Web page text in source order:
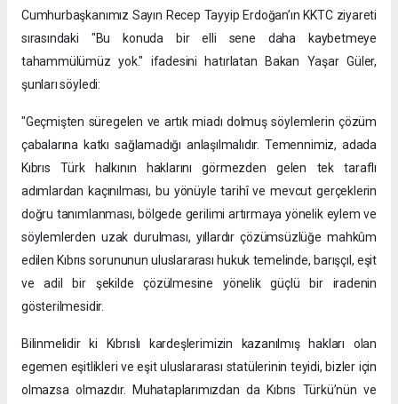
Cumhurbaşkanımız Sayın Recep Tayyip Erdoğan’ın KKTC ziyareti
sırasındaki "Bu konuda bir elli sene daha kaybetmeye
tahammülümüz yok." ifadesini hatırlatan Bakan Yaşar Güler,
şunları söyledi:
"Geçmişten süregelen ve artık miadı dolmuş söylemlerin çözüm
çabalarına katkı sağlamadığı anlaşılmalıdır. Temennimiz, adada
Kıbrıs Türk halkının haklarını görmezden gelen tek taraflı
adımlardan kaçınılması, bu yönüyle tarihî ve mevcut gerçeklerin
doğru tanımlanması, bölgede gerilimi artırmaya yönelik eylem ve
söylemlerden uzak durulması, yıllardır çözümsüzlüğe mahkûm
edilen Kıbrıs sorununun uluslararası hukuk temelinde, barışçıl, eşit
ve adil bir şekilde çözülmesine yönelik güçlü bir iradenin
gösterilmesidir.
Bilinmelidir ki Kıbrıslı kardeşlerimizin kazanılmış hakları olan
egemen eşitlikleri ve eşit uluslararası statülerinin teyidi, bizler için
olmazsa olmazdır. Muhataplarımızdan da Kıbrıs Türkü’nün ve